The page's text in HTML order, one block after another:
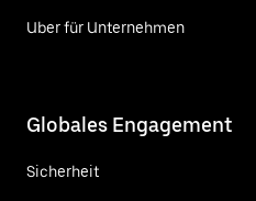
Uber für Unternehmen
Globales Engagement
Sicherheit